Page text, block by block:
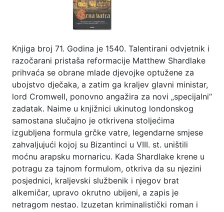
Knjiga broj 71. Godina je 1540. Talentirani odvjetnik i
razočarani pristaša reformacije Matthew Shardlake
prihvaća se obrane mlade djevojke optužene za
ubojstvo dječaka, a zatim ga kraljev glavni ministar,
lord Cromwell, ponovno angažira za novi „specijalni“
zadatak. Naime u knjižnici ukinutog londonskog
samostana slučajno je otkrivena stoljećima
izgubljena formula grčke vatre, legendarne smjese
zahvaljujući kojoj su Bizantinci u VIII. st. uništili
moćnu arapsku mornaricu. Kada Shardlake krene u
potragu za tajnom formulom, otkriva da su njezini
posjednici, kraljevski službenik i njegov brat
alkemičar, upravo okrutno ubijeni, a zapis je
netragom nestao. Izuzetan kriminalistički roman i